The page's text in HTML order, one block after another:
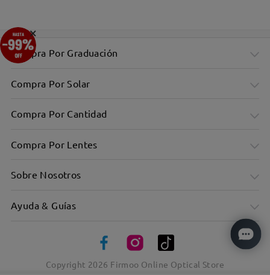
Compra Por Graduación
Compra Por Solar
Compra Por Cantidad
Compra Por Lentes
Sobre Nosotros
Ayuda & Guías
Copyright 2026 Firmoo Online Optical Store
×